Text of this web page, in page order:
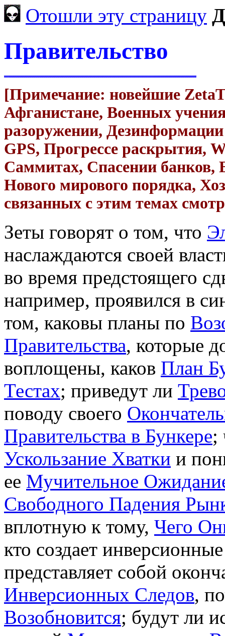
Отошли эту страницу
Правительство
[Примечание: новейшие
Афганистане, Военных
разоружении,
GPS, Прогрессе раскрытия,
Саммитах, Спасении банков,
Нового мирового порядка,
связанных с этим темах
Зеты говорят о том, что
наслаждаются своей
во время предстоящего
например, проявился в
том, каковы планы по
Правительства, которые
воплощены, каков План
Тестах; приведут ли
поводу своего
Правительства в Бункере;
Ускользание Хватки и
ее Мучительное
Свободного Падения
вплотную к тому, Чего
кто создает
представляет собой
Инверсионных Следов,
Возобновится; будут ли